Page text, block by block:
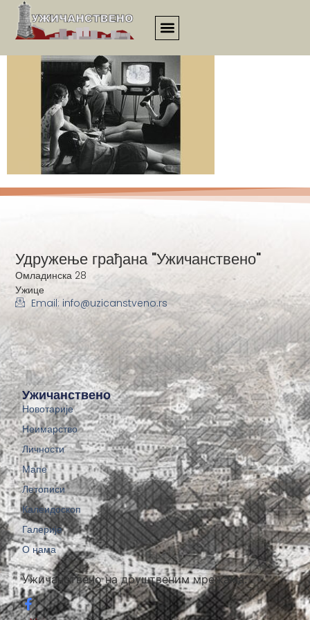
3221
Ужичанствено на друштвеним мрежама:
Ужичанствено
Новотарије
Неимарство
Личности
Мапе
Летописи
Калеидоскоп
Галерије
О нама
Удружење грађана "Ужичанствено"
Омладинска 28
Ужице
Email: info@uzicanstveno.rs